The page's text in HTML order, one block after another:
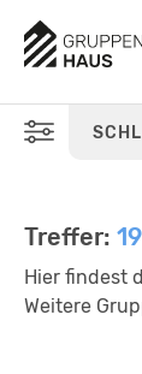
Treffer: 19
Hier findest
Weitere